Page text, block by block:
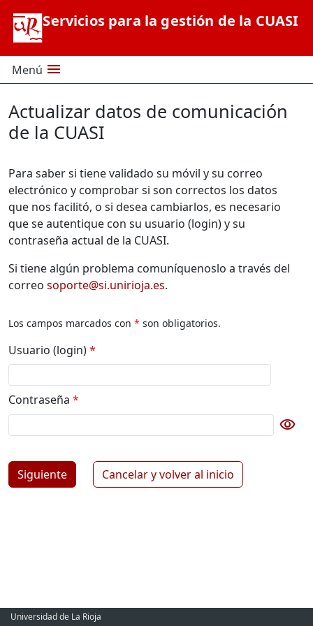
Servicios para la gestión de la CUASI
Menú menu
Actualizar datos de comunicación
de la CUASI
Para saber si tiene validado su móvil y su correo
electrónico y comprobar si son correctos los datos
que nos facilitó, o si desea cambiarlos, es necesario
que se autentique con su usuario (login) y su
contraseña actual de la CUASI.
Si tiene algún problema comuníquenoslo a través del
correo soporte@si.unirioja.es.
Los campos marcados con * son obligatorios.
Usuario (login)*
Contraseña *
visibility
Botón para cambiar la visibilidad de la contraseña
Siguiente Cancelar y volver al inicio
Universidad de La Rioja